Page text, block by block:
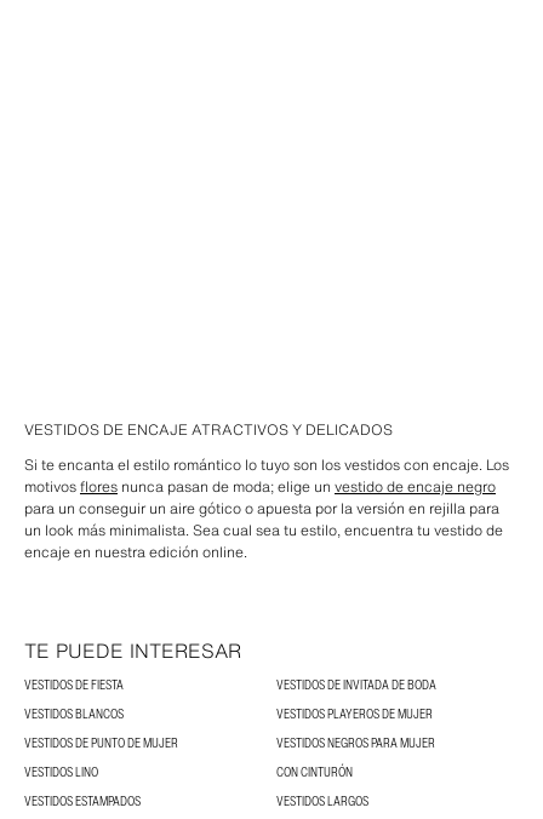
VESTIDOS DE ENCAJE ATRACTIVOS Y DELICADOS
Si te encanta el estilo romántico lo tuyo son los vestidos con encaje. Los
motivosflores nunca pasan de moda; elige un vestido de encaje negro
para un conseguir un aire gótico o apuesta por la versión en rejilla para
un look más minimalista. Sea cual sea tu estilo, encuentra tu vestido de
encaje en nuestra edición online.
TE PUEDE INTERESAR
VESTIDOS DE FIESTA
VESTIDOS DE INVITADA DE BODA
VESTIDOS BLANCOS
VESTIDOS PLAYEROS DE MUJER
VESTIDOS DE PUNTO DE MUJER
VESTIDOS NEGROS PARA MUJER
VESTIDOS LINO
CON CINTURÓN
VESTIDOS ESTAMPADOS
VESTIDOS LARGOS